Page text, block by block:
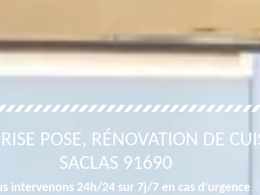
POSE, RÉNOVATION DE
SACLAS 91690
intervenons 24h/24 sur 7j/7 en cas d'urgence